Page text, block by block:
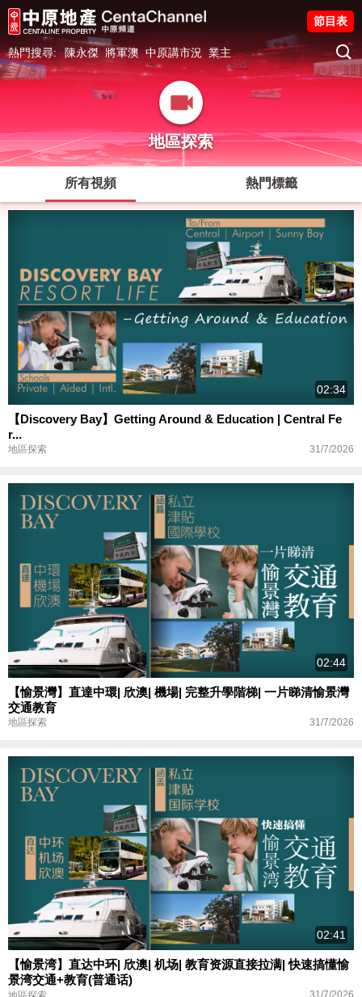
熱門搜尋: 陳永傑 將軍澳 中原講市況 業主
節目表
地區探索
所有視頻 熱門標籤
02:34
【Discovery Bay】Getting Around & Education | Central Fe
r...
地區探索 31/7/2026
02:44
【愉景灣】直達中環| 欣澳| 機場| 完整升學階梯| 一片睇清愉景灣
交通教育
地區探索 31/7/2026
02:41
【愉景湾】直达中环| 欣澳| 机场| 教育资源直接拉满| 快速搞懂愉
景湾交通+教育(普通话)